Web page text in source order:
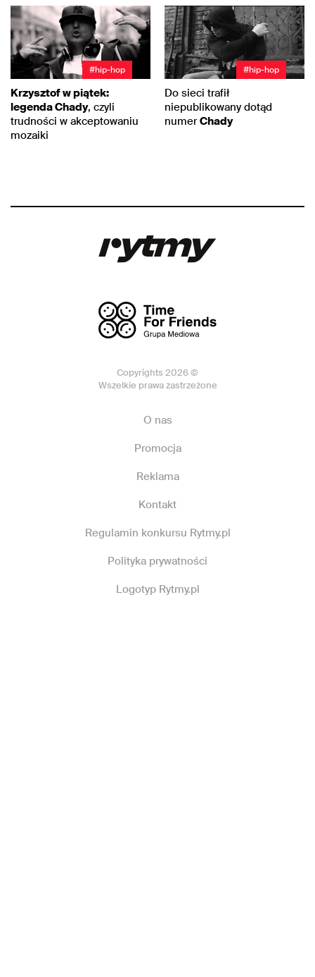
#hip-hop
Krzysztof w piątek:
legenda Chady, czyli
trudności w akceptowaniu
mozaiki
#hip-hop
Do sieci trafił
niepublikowany dotąd
numerChady
Copyrights 2026 ©
Wszelkie prawa zastrzeżone
O nas
Promocja
Reklama
Kontakt
Regulamin konkursu Rytmy.pl
Polityka prywatności
Logotyp Rytmy.pl